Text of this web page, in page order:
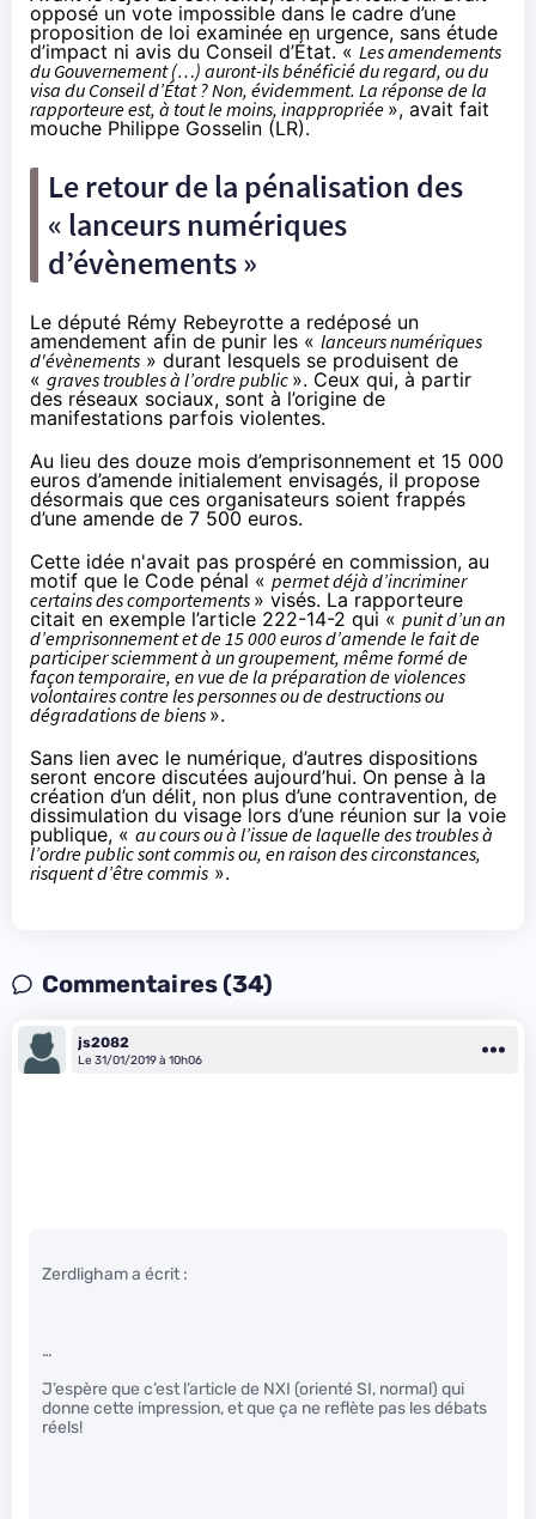
opposé un vote impossible dans le cadre d’une
proposition de loi examinée en urgence, sans étude
d’impact ni avis du Conseil d’État. « Les amendements
du Gouvernement (…) auront-ils bénéficié du regard, ou du
visa du Conseil d’État ? Non, évidemment. La réponse de la
rapporteure est, à tout le moins, inappropriée », avait fait
mouche Philippe Gosselin (LR).
Le retour de la pénalisation des
« lanceurs numériques
d’évènements »
Le député Rémy Rebeyrotte a redéposé un
amendement afin de punir les « lanceurs numériques
d'évènements » durant lesquels se produisent de
« graves troubles à l’ordre public ». Ceux qui, à partir
des réseaux sociaux, sont à l’origine de
manifestations parfois violentes.
Au lieu des douze mois d’emprisonnement et 15 000
euros d’amende initialement envisagés, il propose
désormais que ces organisateurs soient frappés
d’une amende de 7 500 euros.
Cette idée n'avait pas prospéré en commission, au
motif que le Code pénal « permet déjà d’incriminer
certains des comportements » visés. La rapporteure
citait en exemple l’article 222-14-2 qui « punit d’un an
d’emprisonnement et de 15 000 euros d’amende le fait de
participer sciemment à un groupement, même formé de
façon temporaire, en vue de la préparation de violences
volontaires contre les personnes ou de destructions ou
dégradations de biens ».
Sans lien avec le numérique, d’autres dispositions
seront encore discutées aujourd’hui. On pense à la
création d’un délit, non plus d’une contravention, de
dissimulation du visage lors d’une réunion sur la voie
publique, « au cours ou à l’issue de laquelle des troubles à
l’ordre public sont commis ou, en raison des circonstances,
risquent d’être commis ».
Commentaires (34)
js2082
Le 31/01/2019 à 10h06
Zerdligham a écrit :
…
J’espère que c’est l’article de NXI (orienté SI, normal) qui
donne cette impression, et que ça ne reflète pas les débats
réels!